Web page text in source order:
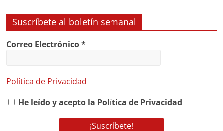
Suscríbete al boletín semanal
Correo Electrónico*
Política de Privacidad
He leído y acepto la Política de Privacidad